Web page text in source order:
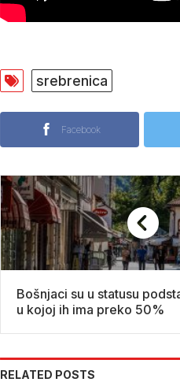
srebrenica
Facebook
Bošnjaci su u statusu
u kojoj ih ima preko 50%
RELATED POSTS